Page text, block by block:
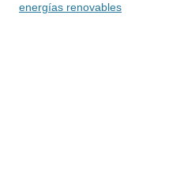
entradas
energías renovables